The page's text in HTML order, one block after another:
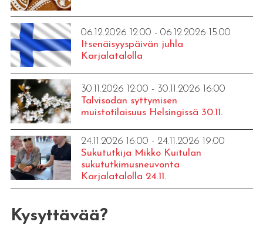
06.12.2026 12:00 - 06.12.2026 15:00
Itsenäisyyspäivän juhla
Karjalatalolla
30.11.2026 12:00 - 30.11.2026 16:00
Talvisodan syttymisen
muistotilaisuus Helsingissä 30.11.
24.11.2026 16:00 - 24.11.2026 19:00
Sukututkija Mikko Kuitulan
sukututkimusneuvonta
Karjalatalolla 24.11.
Kysyttävää?